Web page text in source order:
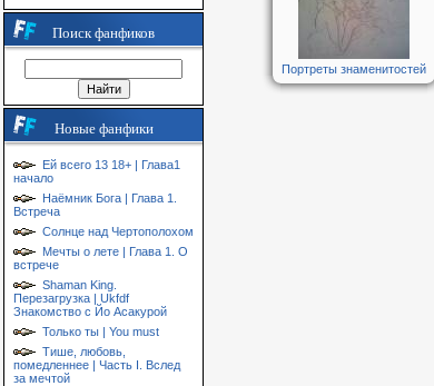
Поиск фанфиков
Новые фанфики
Ей всего 13 18+ | Глава1
начало
Наёмник Бога | Глава 1.
Встреча
Солнце над Чертополохом
Мечты о лете | Глава 1. О
встрече
Shaman King.
Перезагрузка | Ukfdf
Знакомство с Йо Асакурой
Только ты | You must
Тише, любовь,
помедленнее | Часть I. Вслед
за мечтой
Портреты знаменитостей